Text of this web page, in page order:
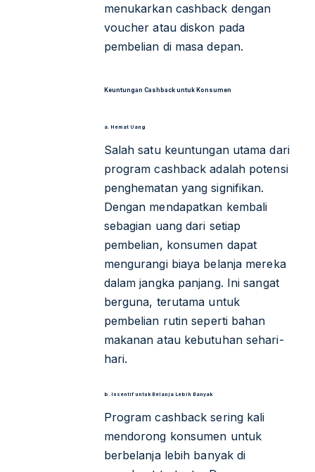
menukarkan cashback dengan
voucher atau diskon pada
pembelian di masa depan.
Keuntungan Cashback untuk Konsumen
a. Hemat Uang
Salah satu keuntungan utama dari
program cashback adalah potensi
penghematan yang signifikan.
Dengan mendapatkan kembali
sebagian uang dari setiap
pembelian, konsumen dapat
mengurangi biaya belanja mereka
dalam jangka panjang. Ini sangat
berguna, terutama untuk
pembelian rutin seperti bahan
makanan atau kebutuhan sehari-
hari.
b. Insentif untuk Belanja Lebih Banyak
Program cashback sering kali
mendorong konsumen untuk
berbelanja lebih banyak di